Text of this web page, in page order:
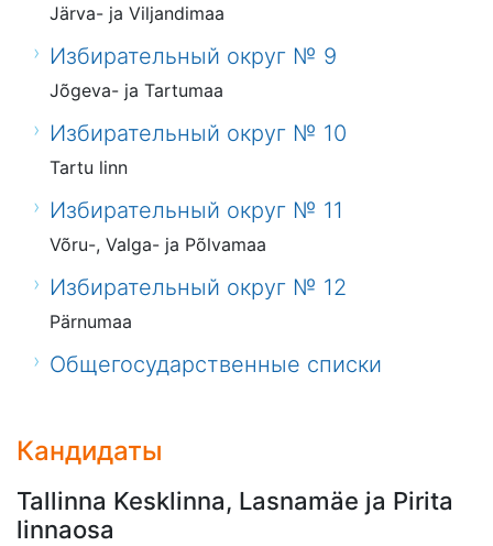
Järva- ja Viljandimaa
Избирательный округ № 9
Jõgeva- ja Tartumaa
Избирательный округ № 10
Tartu linn
Избирательный округ № 11
Võru-, Valga- ja Põlvamaa
Избирательный округ № 12
Pärnumaa
Общегосударственные списки
Кандидаты
Tallinna Kesklinna, Lasnamäe ja Pirita
linnaosa